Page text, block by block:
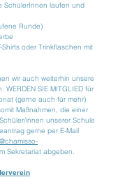
SchülerInnen laufen und
Runde)
Shirts oder Trinkflaschen mit
wir auch weiterhin unsere
SIE MITGLIED für
(gerne auch für mehr)
Maßnahmen, die einer
innen unserer Schule
gerne per E-Mail
Sekretariat abgeben.